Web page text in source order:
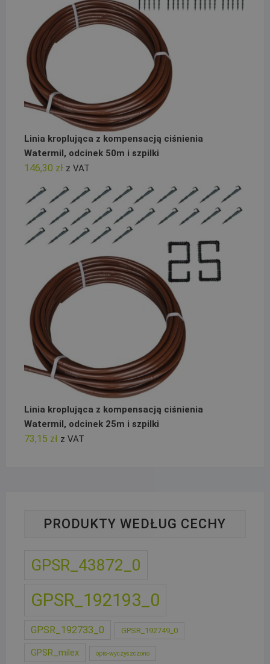
Linia kroplująca z kompensacją ciśnienia
Watermil, odcinek 50m i szpilki
146,30 zł z VAT
Linia kroplująca z kompensacją ciśnienia
Watermil, odcinek 25m i szpilki
73,15 zł z VAT
PRODUKTY WEDŁUG CECHY
GPSR_43872_0
GPSR_192193_0
GPSR_192733_0 GPSR_192749_0
GPSR_milex opis-wyczyszczono